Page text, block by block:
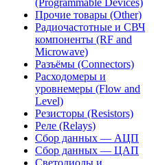
(Programmable Devices)
Прочие товары (Other)
Радиочастотные и СВЧ
компоненты (RF and
Microwave)
Разъёмы (Connectors)
Расходомеры и
уровнемеры (Flow and
Level)
Резисторы (Resistors)
Реле (Relays)
Сбор данных — АЦП
Сбор данных — ЦАП
Светодиоды и